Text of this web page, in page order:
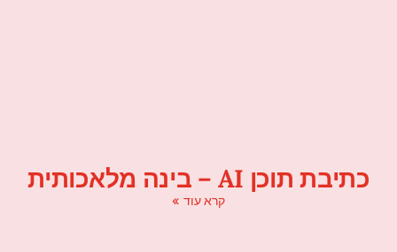
כתיבת תוכן AI – בינה מלאכותית
קרא עוד »